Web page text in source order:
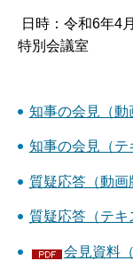
日時：令和6年4
特別会議室
知事の会見（動
知事の会見（テ
質疑応答（動画
質疑応答（テキ
会見資料